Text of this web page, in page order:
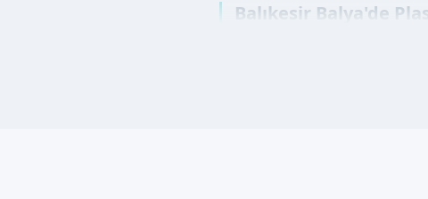
Balıkesir Balya'de
Öncelikle, uzman doktorumuz